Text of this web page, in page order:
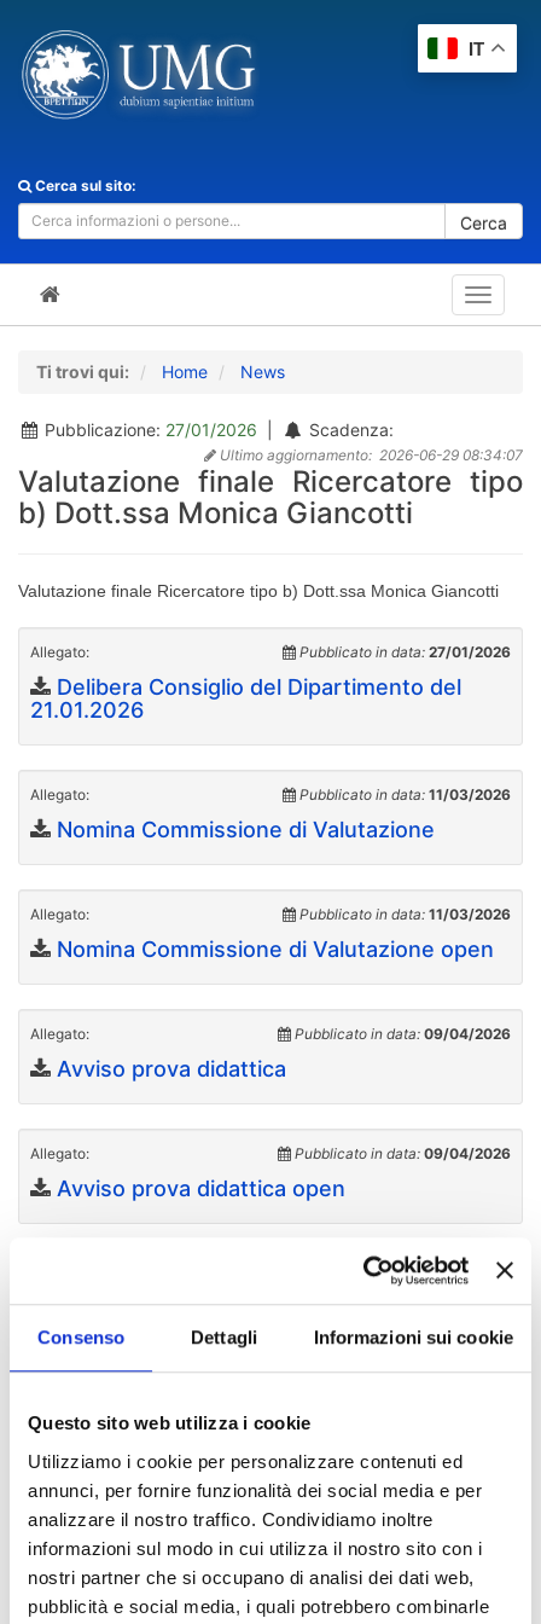
Consenso Dettagli Informazioni sui cookie
Questo sito web utilizza i cookie
Utilizziamo i cookie per personalizzare contenuti ed
annunci, per fornire funzionalità dei social media e per
analizzare il nostro traffico. Condividiamo inoltre
informazioni sul modo in cui utilizza il nostro sito con i
nostri partner che si occupano di analisi dei dati web,
pubblicità e social media, i quali potrebbero combinarle
Cerca sul sito:
Cerca
Toggle
Ti trovi qui: Home News
Pubblicazione: 27/01/2026 Scadenza:
Ultimo aggiornamento: 2026-06-29 08:34:07
Valutazione finale Ricercatore tipo
b) Dott.ssa Monica Giancotti
Valutazione finale Ricercatore tipo b) Dott.ssa Monica Giancotti
Allegato: Pubblicato in data: 27/01/2026
Delibera Consiglio del Dipartimento del
21.01.2026
Allegato: Pubblicato in data: 11/03/2026
Nomina Commissione di Valutazione
Allegato: Pubblicato in data: 11/03/2026
Nomina Commissione di Valutazione open
Allegato: Pubblicato in data: 09/04/2026
Avviso prova didattica
Allegato: Pubblicato in data: 09/04/2026
Avviso prova didattica open
Pubblicato in data: 29/06/2026
Avviso esito procedura
Avviso esito procedura open
Indice di pagina
IT